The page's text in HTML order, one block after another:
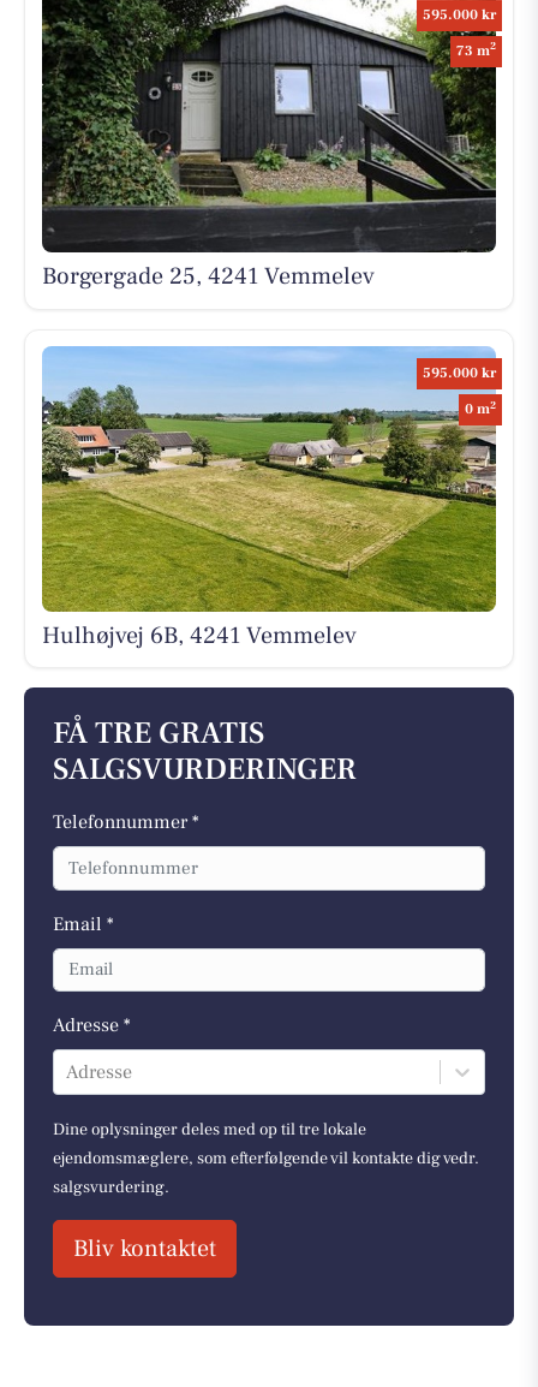
595.000 kr
73 m2
Borgergade 25, 4241 Vemmelev
595.000 kr
0 m2
Hulhøjvej 6B, 4241 Vemmelev
FÅ TRE GRATIS
SALGSVURDERINGER
Telefonnummer *
Email *
Adresse *
Adresse
Dine oplysninger deles med op til tre lokale
ejendomsmæglere, som efterfølgende vil kontakte dig vedr.
salgsvurdering.
Bliv kontaktet